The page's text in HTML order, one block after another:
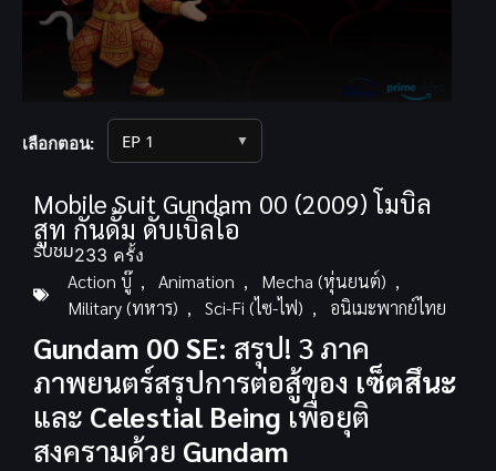
เลือกตอน: ▼
Mobile Suit Gundam 00 (2009) โมบิล
สูท กันดั้ม ดับเบิลโอ
รับชม233 ครั้ง
Action บู๊ , Animation , Mecha (หุ่นยนต์) ,
Military (ทหาร) , Sci-Fi (ไซ-ไฟ) , อนิเมะพากย์ไทย
Gundam 00 SE: สรุป! 3 ภาค
ภาพยนตร์สรุปการต่อสู้ของ เซ็ตสึนะ
และ Celestial Being เพื่อยุติ
สงครามด้วย Gundam